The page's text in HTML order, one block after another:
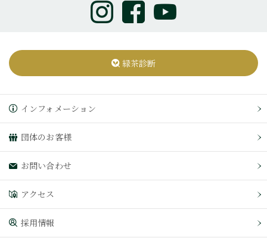
緑茶診断
インフォメーション
団体のお客様
お問い合わせ
アクセス
採用情報